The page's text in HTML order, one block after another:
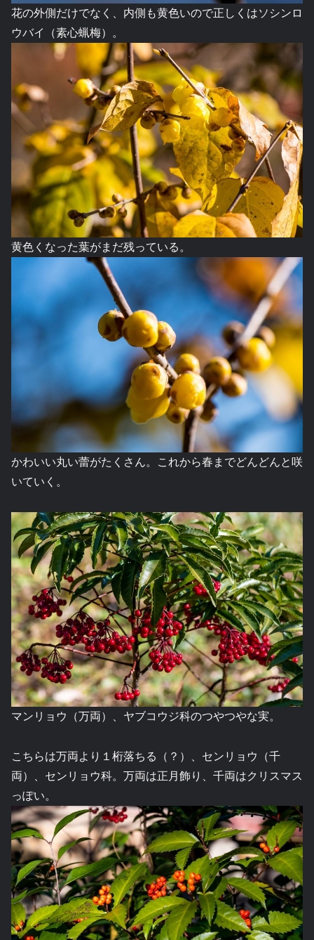
花の外側だけでなく、内側も黄色いので正しくはソシンロ
ウバイ（素心蝋梅）。
黄色くなった葉がまだ残っている。
かわいい丸い蕾がたくさん。これから春までどんどんと咲
いていく。
マンリョウ（万両）、ヤブコウジ科のつやつやな実。
こちらは万両より１桁落ちる（？）、センリョウ（千
両）、センリョウ科。万両は正月飾り、千両はクリスマス
っぽい。